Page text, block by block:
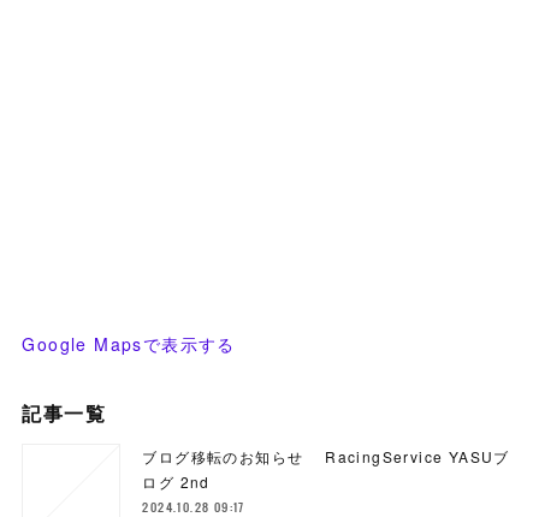
Google Mapsで表示する
記事一覧
ブログ移転のお知らせ RacingService YASUブ
ログ 2nd
2024.10.28 09:17